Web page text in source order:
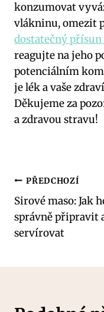
konzumovat
vlákninu, omezit
dostatečný
reagujte na jeho
potenciálním
je lék a vaše
Děkujeme za
a zdravou stravu!
Navigace
pro
příspěvek
PŘEDCHOZÍ
Sirové maso: Jak
správně připravit
servírovat